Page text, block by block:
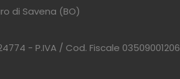
di Savena (BO)
- P.IVA / Cod. Fiscale